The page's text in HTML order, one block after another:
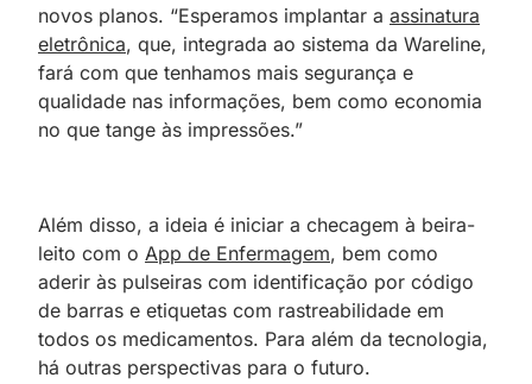
novos planos. “Esperamos implantar a assinatura
eletrônica, que, integrada ao sistema da Wareline,
fará com que tenhamos mais segurança e
qualidade nas informações, bem como economia
no que tange às impressões.”
Além disso, a ideia é iniciar a checagem à beira-
leito com o App de Enfermagem, bem como
aderir às pulseiras com identificação por código
de barras e etiquetas com rastreabilidade em
todos os medicamentos. Para além da tecnologia,
há outras perspectivas para o futuro.